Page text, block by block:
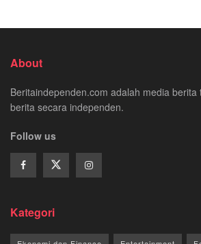
About
Beritaindependen.com adalah media
berita secara independen.
Follow us
Kategori